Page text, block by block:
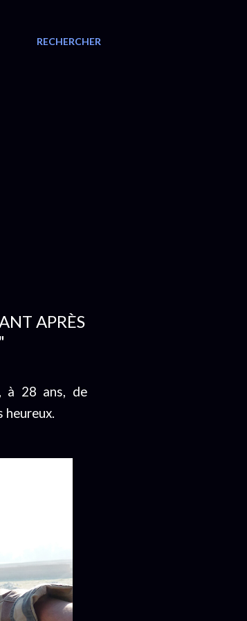
RECHERCHER
APRÈS
à 28 ans, de
heureux.